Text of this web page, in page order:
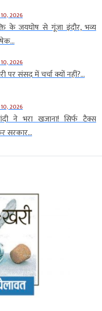
2026
के जयघोष से गूंजा इंदौर, भव्य
2026
पर संसद में चर्चा क्यों नहीं?...
2026
ने भरा खजाना! सिर्फ टैक्स
सरकार...